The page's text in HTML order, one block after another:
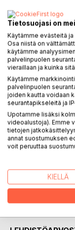
”Toisia päiviä”
osa, samalla
osa ”Mistä tiesit
Oksanen (s.1961)
Tuli toisia päiviä.
Kenkiemme pohjat
ohentumistaan,
kunnes jommalla
kengän pohjassa
jonka läpi näki
jos uskalsi katsoa.
KIRJAILIJA
Tietosuojasi on
Käytämme evästeitä
Osa niistä on
käytämme
palvelinpuolen
vieraillaan ja kuinka
Käytämme
palvelinpuolen
joiden kautta voidaan
seurantapikseleitä ja
Upotamme lisäksi
videoalustoja). Emme
tietojen
annat suostumuksen
voit peruuttaa
KIELLÄ